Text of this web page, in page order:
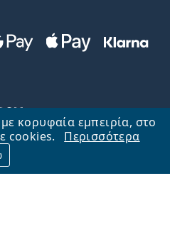
κορυφαία εμπειρία, στο
cookies.
Περισσότερα
σελίδα